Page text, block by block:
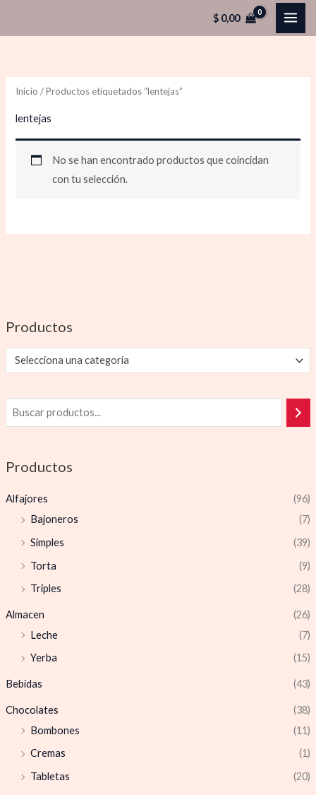
$0,00
Productos
Selecciona una categoría
Productos
Alfajores
(96)
Bajoneros
(7)
Simples
(39)
Torta
(9)
Triples
(28)
Almacen
(26)
Leche
(7)
Yerba
(15)
Bebidas (43)
Chocolates
(38)
Bombones
(11)
Cremas
(1)
Tabletas
(20)
Inicio / Productos etiquetados “lentejas”
lentejas
No se han encontrado productos que coincidan
con tu selección.